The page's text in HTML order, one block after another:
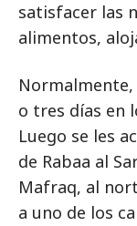
satisfacer las
alimentos,
o tres días en
Luego se les
de Rabaa al
Mafraq, al
a uno de los